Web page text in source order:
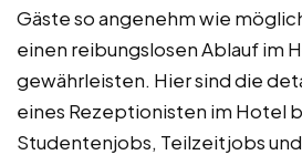
Gäste so angenehm wie
einen reibungslosen Ablauf im
gewährleisten. Hier sind die
eines Rezeptionisten im Hotel
Studentenjobs, Teilzeitjobs